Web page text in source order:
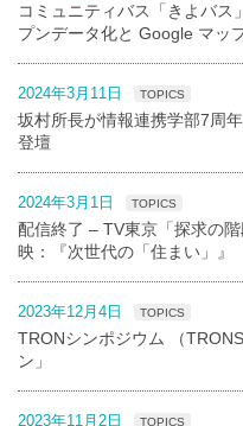
コミュニティバス「きよバス
プンデータ化と Google マッ
2024年3月11日 TOPICS
坂村所長が情報連携学部7周
登壇
2024年3月1日 TOPICS
配信終了 – TV東京「探求の
映：『次世代の「住まい」』
2023年12月4日 TOPICS
TRONシンポジウム （
ン」
2023年11月2日 TOPICS